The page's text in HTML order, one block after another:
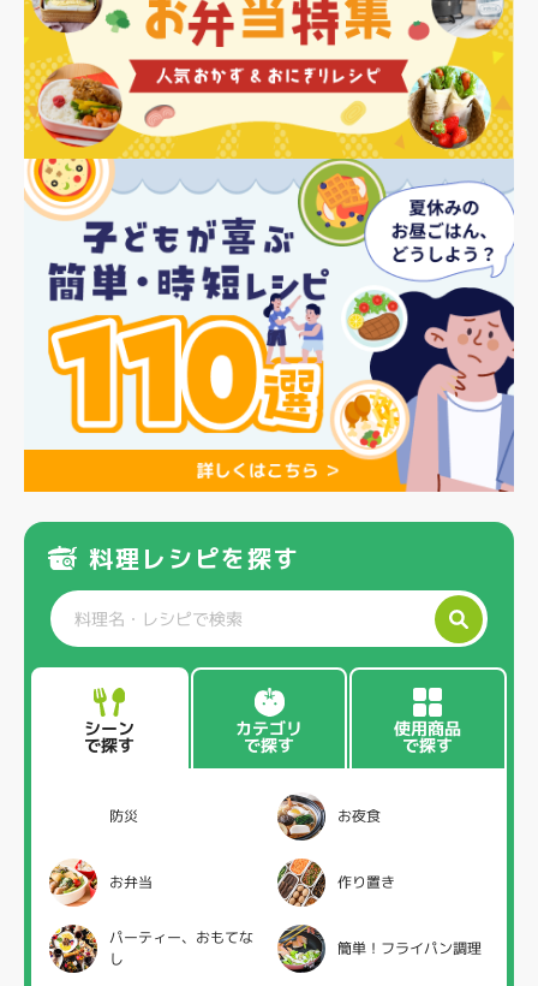
料理レシピを探す
シーン
で探す
カテゴリ
で探す
使用商品
で探す
防災 お夜食
お弁当 作り置き
パーティー、おもてな
し
簡単！フライパン調理